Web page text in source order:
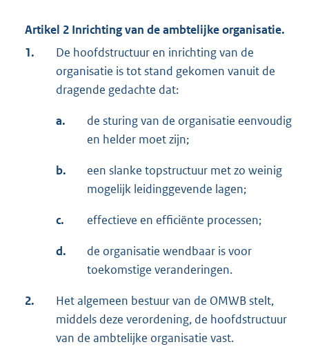
Artikel 2 Inrichting van de ambtelijke organisatie.
1.
De hoofdstructuur en inrichting van de
organisatie is tot stand gekomen vanuit de
dragende gedachte dat:
a.
de sturing van de organisatie eenvoudig
en helder moet zijn;
b.
een slanke topstructuur met zo weinig
mogelijk leidinggevende lagen;
c. effectieve en efficiënte processen;
d.
de organisatie wendbaar is voor
toekomstige veranderingen.
2.
Het algemeen bestuur van de OMWB stelt,
middels deze verordening, de hoofdstructuur
van de ambtelijke organisatie vast.